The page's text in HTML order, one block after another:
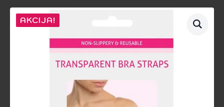
AKCIJA!